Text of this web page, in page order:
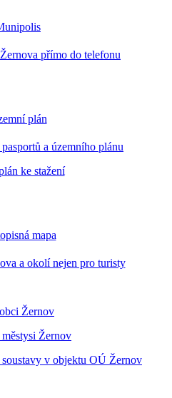
přímo do telefonu
a územního plánu
ke stažení
a okolí nejen pro turisty
Žernov
Žernov
v objektu OÚ Žernov